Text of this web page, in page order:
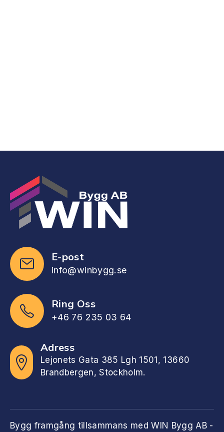
E-post
info@winbygg.se
Ring Oss
+46 76 235 03 64
Adress
Lejonets Gata 385 Lgh 1501, 13660
Brandbergen, Stockholm.
Bygg framgång tillsammans med WIN Bygg AB -